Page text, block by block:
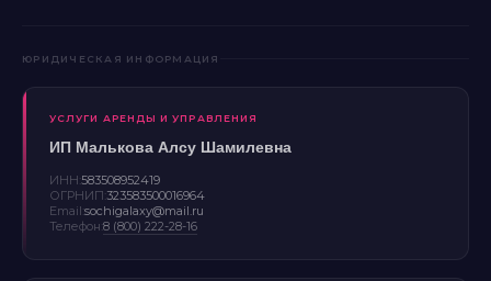
ЮРИДИЧЕСКАЯ ИНФОРМАЦИЯ
УСЛУГИ АРЕНДЫ И УПРАВЛЕНИЯ
ИП Малькова Алсу Шамилевна
ИНН:583508952419
ОГРНИП:323583500016964
Email:sochigalaxy@mail.ru
Телефон:8 (800) 222-28-16